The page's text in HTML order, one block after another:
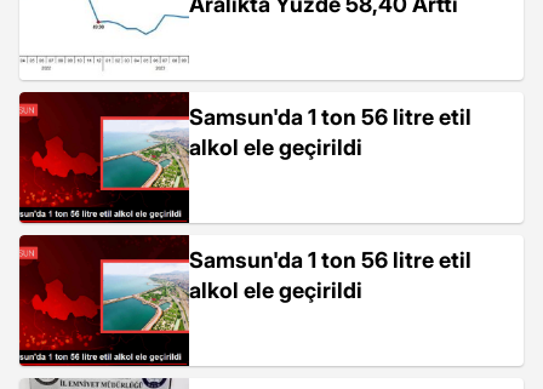
Samsun'da 1 ton 56 litre etil
alkol ele geçirildi
Samsun'da 1 ton 56 litre etil
alkol ele geçirildi